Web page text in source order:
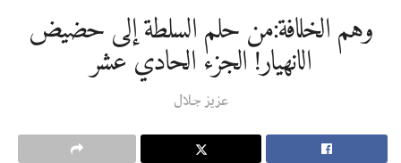
وهم الخلافة:من حلم السلطة إلى حضيض
الانهيار! الجزء الحادي عشر
عزيز جلال